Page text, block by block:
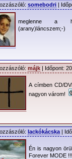
somebodri |
meglenne a
(arany)láncszem;-)
májk | Időpont:
A címben CD/
nagyon várom!
lackókácska |
Én is nagyon
Forever MODE !!!